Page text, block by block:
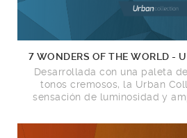
7 WONDERS OF THE WORLD -
Desarrollada con una paleta
tonos cremosos, la Urban
sensación de luminosidad y
minimalistas y